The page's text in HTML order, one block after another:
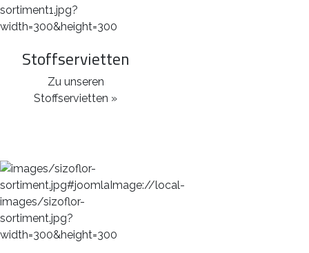
Stoffservietten
Zu unseren
Stoffservietten »